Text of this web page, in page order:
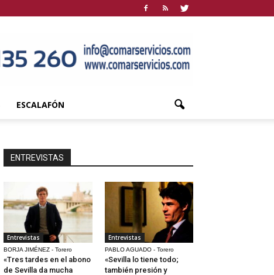
ESCALAFÓN
ENTREVISTAS
Entrevistas
BORJA JIMÉNEZ - Torero
«Tres tardes en el abono
de Sevilla da mucha
Entrevistas
PABLO AGUADO - Torero
«Sevilla lo tiene todo;
también presión y